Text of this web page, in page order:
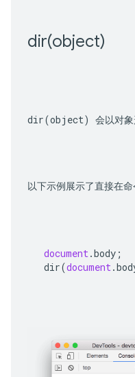
dir(object)
dir(object) 会以对
以下示例展示了直接在
document .body ;
dir(document .